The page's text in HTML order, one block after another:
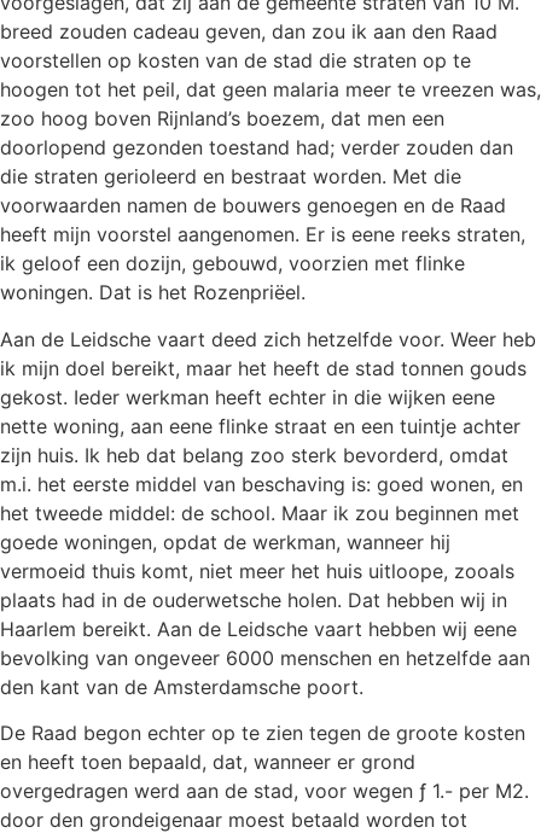
breed zouden cadeau geven, dan zou ik aan den Raad
voorstellen op kosten van de stad die straten op te
hoogen tot het peil, dat geen malaria meer te vreezen was,
zoo hoog boven Rijnland’s boezem, dat men een
doorlopend gezonden toestand had; verder zouden dan
die straten gerioleerd en bestraat worden. Met die
voorwaarden namen de bouwers genoegen en de Raad
heeft mijn voorstel aangenomen. Er is eene reeks straten,
ik geloof een dozijn, gebouwd, voorzien met flinke
woningen. Dat is het Rozenpriëel.
Aan de Leidsche vaart deed zich hetzelfde voor. Weer heb
ik mijn doel bereikt, maar het heeft de stad tonnen gouds
gekost. Ieder werkman heeft echter in die wijken eene
nette woning, aan eene flinke straat en een tuintje achter
zijn huis. Ik heb dat belang zoo sterk bevorderd, omdat
m.i. het eerste middel van beschaving is: goed wonen, en
het tweede middel: de school. Maar ik zou beginnen met
goede woningen, opdat de werkman, wanneer hij
vermoeid thuis komt, niet meer het huis uitloope, zooals
plaats had in de ouderwetsche holen. Dat hebben wij in
Haarlem bereikt. Aan de Leidsche vaart hebben wij eene
bevolking van ongeveer 6000 menschen en hetzelfde aan
den kant van de Amsterdamsche poort.
De Raad begon echter op te zien tegen de groote kosten
en heeft toen bepaald, dat, wanneer er grond
overgedragen werd aan de stad, voor wegen ƒ 1.- per M2.
door den grondeigenaar moest betaald worden tot